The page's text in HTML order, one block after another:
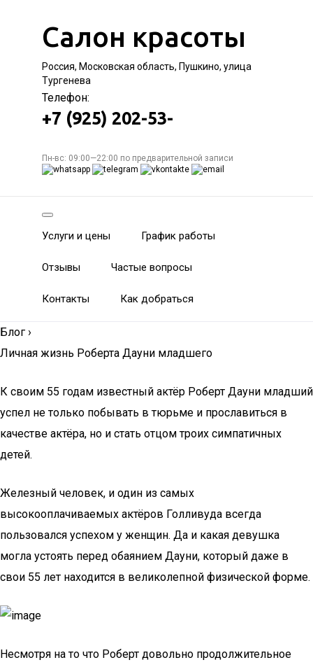
Салон красоты
Россия, Московская область, Пушкино, улица
Тургенева
Телефон:
+7 (925) 202-53-
Пн-вс: 09:00—22:00 по предварительной записи
Услуги и цены График работы
Отзывы Частые вопросы
Контакты Как добраться
Блог ›
Личная жизнь Роберта Дауни младшего
К своим 55 годам известный актёр Роберт Дауни младший
успел не только побывать в тюрьме и прославиться в
качестве актёра, но и стать отцом троих симпатичных
детей.
Железный человек, и один из самых
высокооплачиваемых актёров Голливуда всегда
пользовался успехом у женщин. Да и какая девушка
могла устоять перед обаянием Дауни, который даже в
свои 55 лет находится в великолепной физической форме.
Несмотря на то что Роберт довольно продолжительное